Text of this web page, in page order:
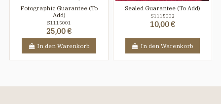
Fotographic Guarantee (To
Add)
S1115001
25,00 €
In den Warenkorb
Sealed Guarantee (To Add)
S1115002
10,00 €
In den Warenkorb